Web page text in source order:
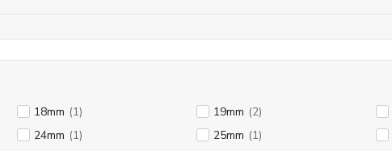
18mm (1) 19mm (2)
24mm (1) 25mm (1)